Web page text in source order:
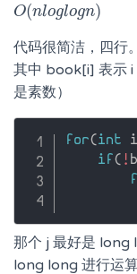
O(nloglogn)
O(nloglogn)
代码很简洁，四行。
其中 book[i] 表示 i
是素数）
for(int i
if ( !
那个 j 最好是 long
long long 进行运